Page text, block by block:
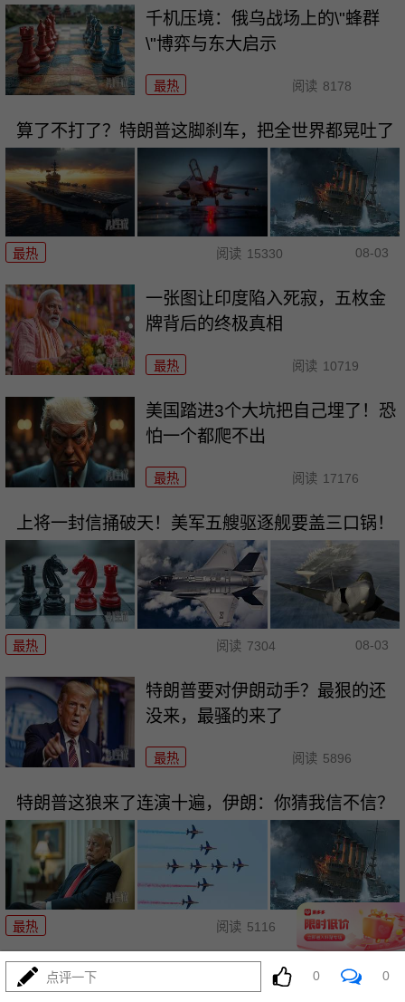
千机压境：俄乌战场上的\"蜂群
\"博弈与东大启示
最热 阅读 8178
算了不打了？特朗普这脚刹车，把全世界都晃吐了
最热 阅读 15330 08-03
一张图让印度陷入死寂，五枚金
牌背后的终极真相
最热 阅读 10719
美国踏进3个大坑把自己埋了！恐
怕一个都爬不出
最热 阅读 17176
上将一封信捅破天！美军五艘驱逐舰要盖三口锅！
最热 阅读 7304 08-03
特朗普要对伊朗动手？最狠的还
没来，最骚的来了
最热 阅读 5896
特朗普这狼来了连演十遍，伊朗：你猜我信不信？
最热 阅读 5116 08-03
政治自杀！菲律宾防长，你这是
在给菲律宾掘墓！
点评一下 0 0